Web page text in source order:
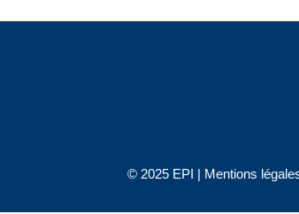
© 2025 EPI | Mentions